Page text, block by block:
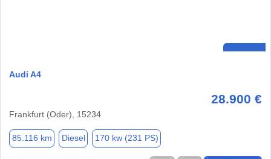
Audi A4
28.900 €
Frankfurt (Oder), 15234
85.116 km Diesel 170 kw (231 PS)